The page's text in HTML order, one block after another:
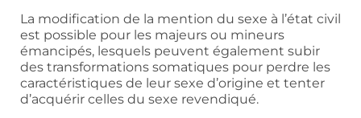
La modification de la mention du sexe à l’état civil
est possible pour les majeurs ou mineurs
émancipés, lesquels peuvent également subir
des transformations somatiques pour perdre les
caractéristiques de leur sexe d’origine et tenter
d’acquérir celles du sexe revendiqué.